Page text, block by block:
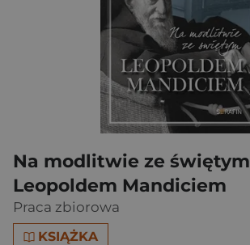
Na modlitwie ze świętym
Leopoldem Mandiciem
Praca zbiorowa
KSIĄŻKA